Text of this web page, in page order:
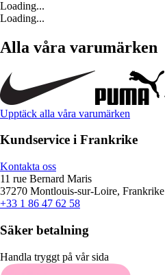
Loading...
Loading...
Alla våra varumärken
Upptäck alla våra varumärken
Kundservice i Frankrike
Kontakta oss
11 rue Bernard Maris
37270 Montlouis-sur-Loire, Frankrike
+33 1 86 47 62 58
Säker betalning
Handla tryggt på vår sida